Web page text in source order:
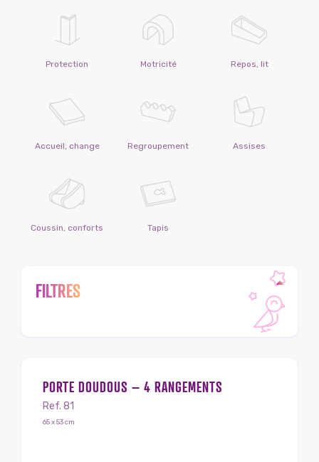
Protection Motricité Repos, lit
Accueil, change Regroupement Assises
Coussin, conforts Tapis
FILTRES
PORTE DOUDOUS – 4 RANGEMENTS
Ref. 81
65 x 53 cm